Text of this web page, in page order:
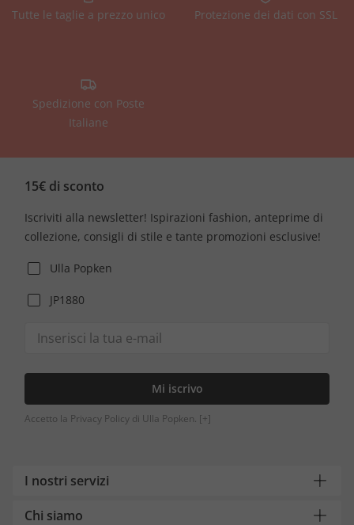
Tutte le taglie a prezzo unico Protezione dei dati con SSL
Spedizione con Poste
Italiane
15€ di sconto
Iscriviti alla newsletter! Ispirazioni fashion, anteprime di
collezione, consigli di stile e tante promozioni esclusive!
Ulla Popken
JP1880
Mi iscrivo
Accetto la Privacy Policy di Ulla Popken. [+]
I nostri servizi
Chi siamo